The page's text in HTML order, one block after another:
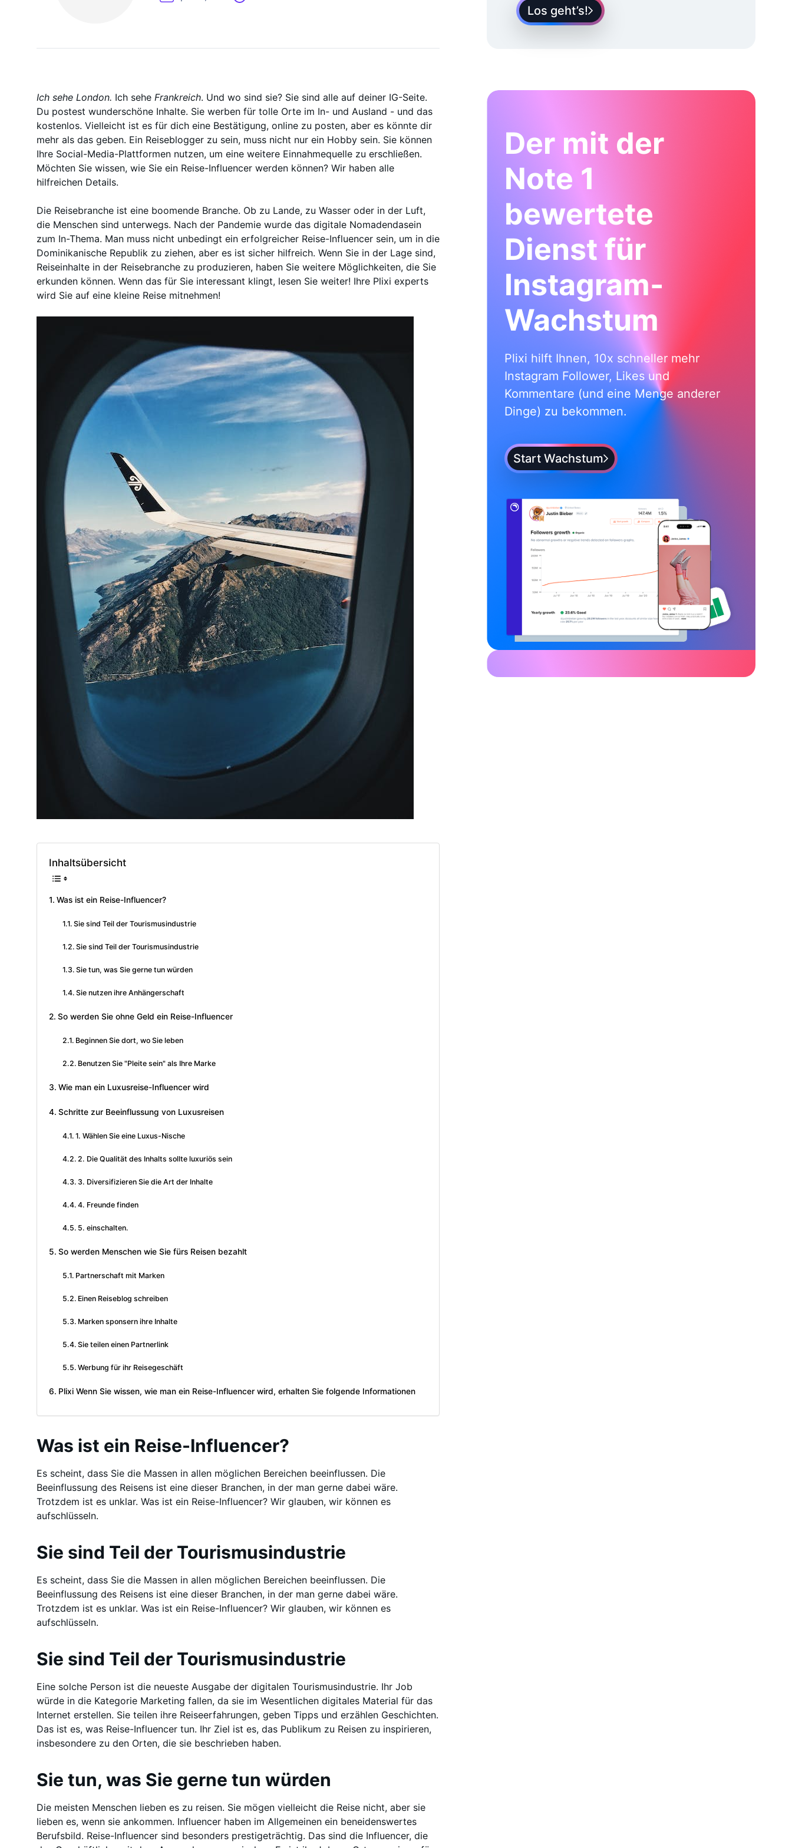
Los geht’s!
Ich sehe London. Ich sehe Frankreich. Und wo sind sie? Sie sind alle auf deiner IG-Seite.
Du postest wunderschöne Inhalte. Sie werben für tolle Orte im In- und Ausland - und das
kostenlos. Vielleicht ist es für dich eine Bestätigung, online zu posten, aber es könnte dir
mehr als das geben. Ein Reiseblogger zu sein, muss nicht nur ein Hobby sein. Sie können
Ihre Social-Media-Plattformen nutzen, um eine weitere Einnahmequelle zu erschließen.
Möchten Sie wissen, wie Sie ein Reise-Influencer werden können? Wir haben alle
hilfreichen Details.
Die Reisebranche ist eine boomende Branche. Ob zu Lande, zu Wasser oder in der Luft,
die Menschen sind unterwegs. Nach der Pandemie wurde das digitale Nomadendasein
zum In-Thema. Man muss nicht unbedingt ein erfolgreicher Reise-Influencer sein, um in die
Dominikanische Republik zu ziehen, aber es ist sicher hilfreich. Wenn Sie in der Lage sind,
Reiseinhalte in der Reisebranche zu produzieren, haben Sie weitere Möglichkeiten, die Sie
erkunden können. Wenn das für Sie interessant klingt, lesen Sie weiter! Ihre Plixi experts
wird Sie auf eine kleine Reise mitnehmen!
Inhaltsübersicht
Was ist ein Reise-Influencer?
Sie sind Teil der Tourismusindustrie
Sie sind Teil der Tourismusindustrie
Sie tun, was Sie gerne tun würden
Sie nutzen ihre Anhängerschaft
So werden Sie ohne Geld ein Reise-Influencer
Beginnen Sie dort, wo Sie leben
Benutzen Sie "Pleite sein" als Ihre Marke
Wie man ein Luxusreise-Influencer wird
Schritte zur Beeinflussung von Luxusreisen
1. Wählen Sie eine Luxus-Nische
2. Die Qualität des Inhalts sollte luxuriös sein
3. Diversifizieren Sie die Art der Inhalte
4. Freunde finden
5. einschalten.
So werden Menschen wie Sie fürs Reisen bezahlt
Partnerschaft mit Marken
Einen Reiseblog schreiben
Marken sponsern ihre Inhalte
Sie teilen einen Partnerlink
Werbung für ihr Reisegeschäft
Plixi Wenn Sie wissen, wie man ein Reise-Influencer wird, erhalten Sie folgende Informationen
Was ist ein Reise-Influencer?
Es scheint, dass Sie die Massen in allen möglichen Bereichen beeinflussen. Die
Beeinflussung des Reisens ist eine dieser Branchen, in der man gerne dabei wäre.
Trotzdem ist es unklar. Was ist ein Reise-Influencer? Wir glauben, wir können es
aufschlüsseln.
Sie sind Teil der Tourismusindustrie
Es scheint, dass Sie die Massen in allen möglichen Bereichen beeinflussen. Die
Beeinflussung des Reisens ist eine dieser Branchen, in der man gerne dabei wäre.
Trotzdem ist es unklar. Was ist ein Reise-Influencer? Wir glauben, wir können es
aufschlüsseln.
Sie sind Teil der Tourismusindustrie
Eine solche Person ist die neueste Ausgabe der digitalen Tourismusindustrie. Ihr Job
würde in die Kategorie Marketing fallen, da sie im Wesentlichen digitales Material für das
Internet erstellen. Sie teilen ihre Reiseerfahrungen, geben Tipps und erzählen Geschichten.
Das ist es, was Reise-Influencer tun. Ihr Ziel ist es, das Publikum zu Reisen zu inspirieren,
insbesondere zu den Orten, die sie beschrieben haben.
Sie tun, was Sie gerne tun würden
Die meisten Menschen lieben es zu reisen. Sie mögen vielleicht die Reise nicht, aber sie
lieben es, wenn sie ankommen. Influencer haben im Allgemeinen ein beneidenswertes
Berufsbild. Reise-Influencer sind besonders prestigeträchtig. Das sind die Influencer, die
Der mit der
Note 1
bewertete
Dienst für
Instagram-
Wachstum
Plixi hilft Ihnen, 10x schneller mehr
Instagram Follower, Likes und
Kommentare (und eine Menge anderer
Dinge) zu bekommen.
Start Wachstum